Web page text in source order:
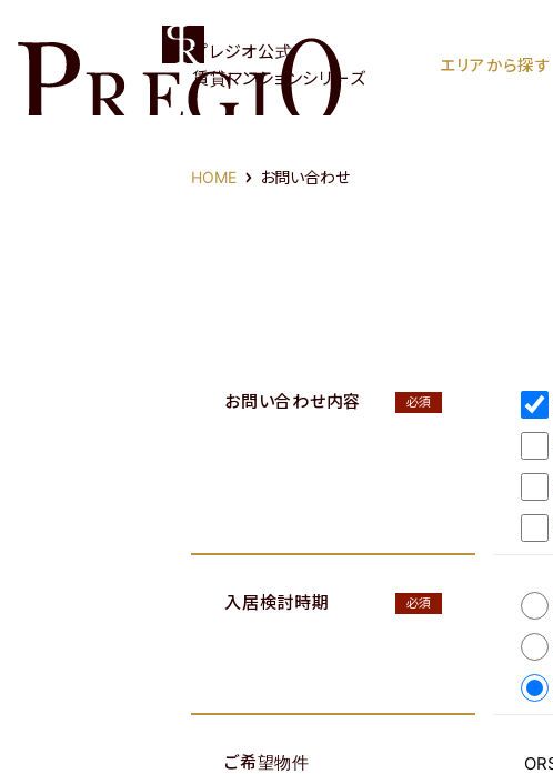
プレジオ公式
賃貸マンションシリーズ
エリアから探す
HOME お問い合わせ
必須
お問い合わせ内容
必須
入居検討時期
ご希望物件